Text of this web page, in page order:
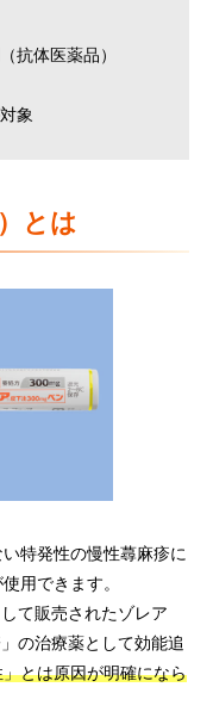
抗体医薬品）
象
とは
特発性の慢性蕁麻疹に
用できます。
て販売されたゾレア
の治療薬として効能追
とは原因が明確になら